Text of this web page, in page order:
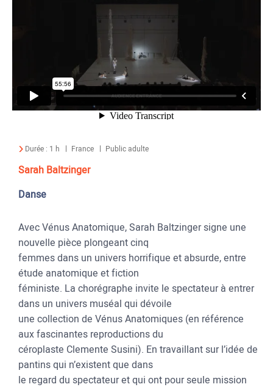
Durée : 1 h France Public adulte
Sarah Baltzinger
Danse
Avec Vénus Anatomique, Sarah Baltzinger signe une
nouvelle pièce plongeant cinq
femmes dans un univers horrifique et absurde, entre
étude anatomique et fiction
féministe. La chorégraphe invite le spectateur à entrer
dans un univers muséal qui dévoile
une collection de Vénus Anatomiques (en référence
aux fascinantes reproductions du
céroplaste Clemente Susini). En travaillant sur l’idée de
pantins qui n’existent que dans
le regard du spectateur et qui ont pour seule mission